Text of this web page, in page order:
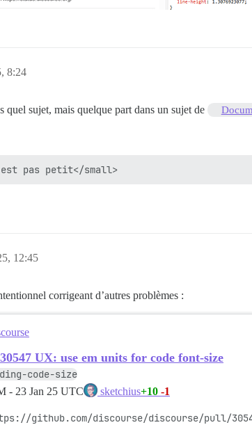
8:24
quel sujet, mais quelque part dans un sujet de
pas petit</small>
12:45
corrigeant d’autres problèmes :
UX: use em units for code font-size
code-size
- 23 Jan 25 UTC sketchius+10 -1
github.com/discourse/discourse/pull/